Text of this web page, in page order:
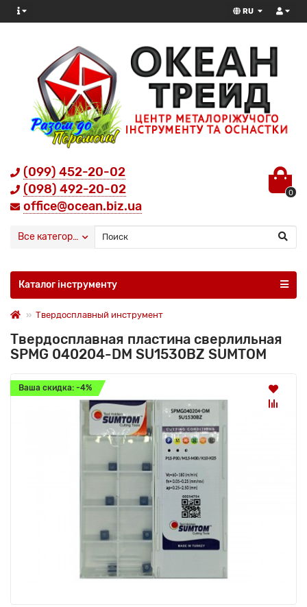
RU
(099) 452-20-02
(098) 492-20-02
office@ocean.biz.ua
0
Все категории
Каталог інструменту
Твердосплавный инструмент
Твердосплавная пластина сверлильная
SPMG 040204-DM SU1530BZ SUMTOM
Ваша скидка: -4%